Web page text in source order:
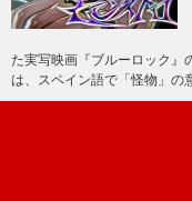
た実写映画『ブルーロック』
は、スペイン語で「怪物」の